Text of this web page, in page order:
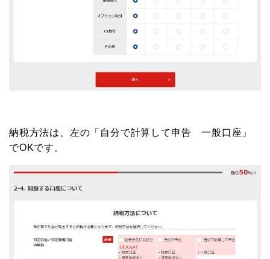
納税方法は、左の「自分で計算して申告 一般口座」
でOKです。